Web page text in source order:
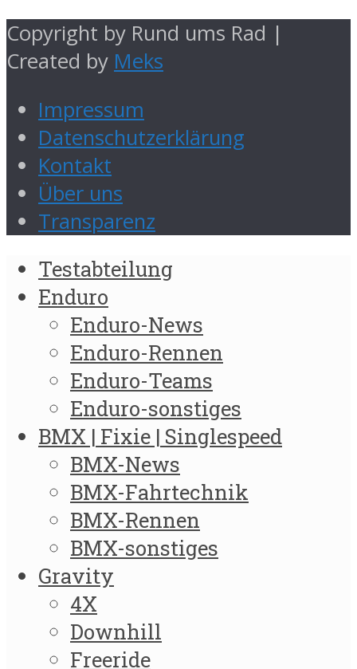
Copyright by Rund ums Rad |
Created by Meks
Impressum
Datenschutzerklärung
Kontakt
Über uns
Transparenz
Testabteilung
Enduro
Enduro-News
Enduro-Rennen
Enduro-Teams
Enduro-sonstiges
BMX | Fixie | Singlespeed
BMX-News
BMX-Fahrtechnik
BMX-Rennen
BMX-sonstiges
Gravity
4X
Downhill
Freeride